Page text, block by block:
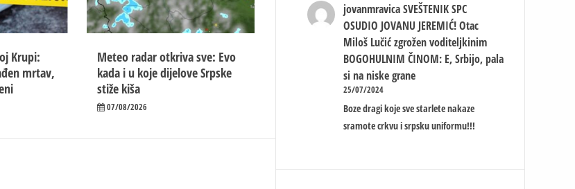
Krupi:
mrtav,
Meteo radar otkriva sve: Evo
kada i u koje dijelove Srpske
stiže kiša
07/08/2026
jovanmravica SVEŠTENIK SPC
OSUDIO JOVANU JEREMIĆ! Otac
Miloš Lučić zgrožen voditeljkinim
BOGOHULNIM ČINOM: E, Srbijo, pala
si na niske grane
25/07/2024
Boze dragi koje sve starlete nakaze
sramote crkvu i srpsku uniformu!!!